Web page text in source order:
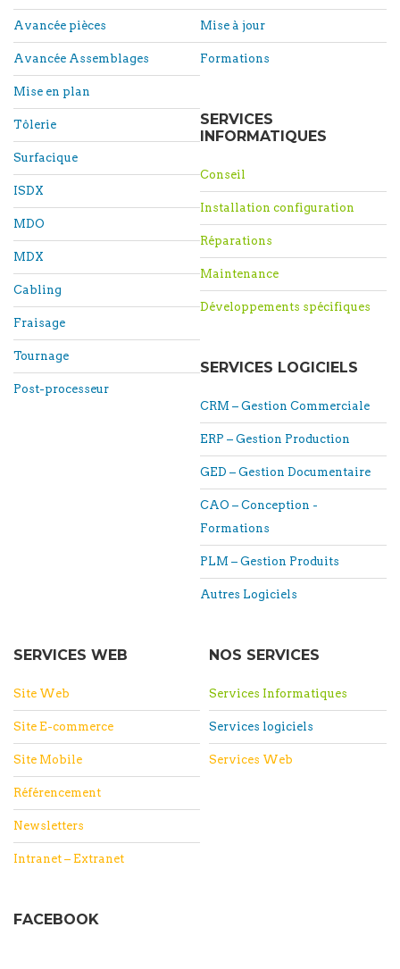
Avancée pièces
Avancée Assemblages
Mise en plan
Tôlerie
Surfacique
ISDX
MDO
MDX
Cabling
Fraisage
Tournage
Post-processeur
Mise à jour
Formations
SERVICES
INFORMATIQUES
Conseil
Installation configuration
Réparations
Maintenance
Développements spécifiques
SERVICES LOGICIELS
CRM – Gestion Commerciale
ERP – Gestion Production
GED – Gestion Documentaire
CAO – Conception -
Formations
PLM – Gestion Produits
Autres Logiciels
SERVICES WEB
Site Web
Site E-commerce
Site Mobile
Référencement
Newsletters
Intranet – Extranet
NOS SERVICES
Services Informatiques
Services logiciels
Services Web
FACEBOOK